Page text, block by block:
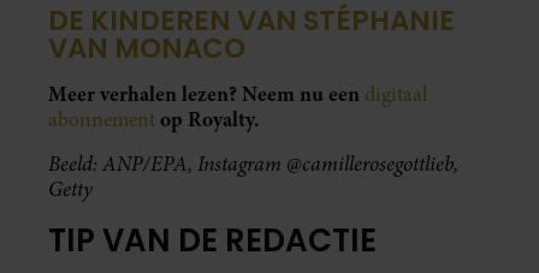
DE KINDEREN VAN STÉPHANIE
VAN MONACO
Meer verhalen lezen? Neem nu een digitaal
abonnementop Royalty.
Beeld: ANP/EPA, Instagram @camillerosegottlieb,
Getty
TIP VAN DE REDACTIE